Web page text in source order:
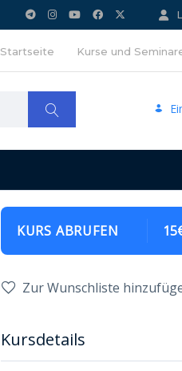
Startseite Kurse und
KURS ABRUFEN
Zur Wunschliste
Kursdetails